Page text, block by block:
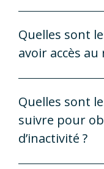
Quelles sont
avoir accès au
Quelles sont
suivre pour
d’inactivité ?